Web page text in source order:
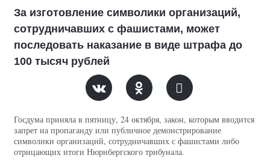
За изготовление символики организаций,
сотрудничавших с фашистами, может
последовать наказание в виде штрафа до
100 тысяч рублей
Госдума приняла в пятницу, 24 октября, закон, которым вводится
запрет на пропаганду или публичное демонстрирование
символики организаций, сотрудничавших с фашистами либо
отрицающих итоги Нюрнбергского трибунала.